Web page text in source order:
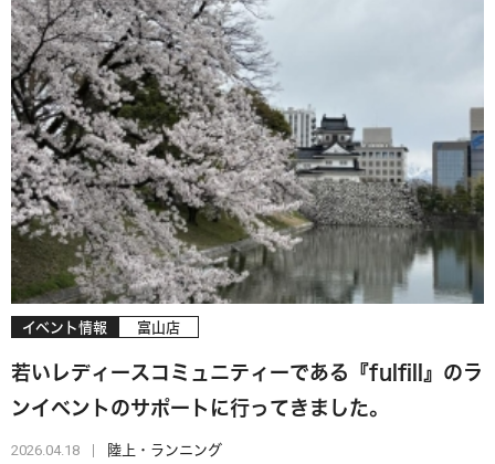
イベント情報 富山店
若いレディースコミュニティーである『fulfill』のラ
ンイベントのサポートに行ってきました。
2026.04.18 陸上・ランニング